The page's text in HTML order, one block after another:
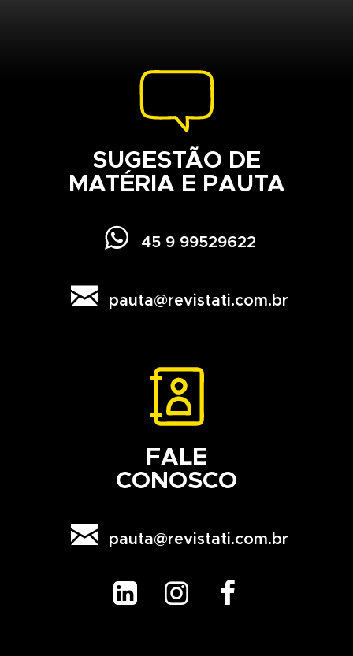
SUGESTÃO DE
MATÉRIA E PAUTA
 45 9 99529622
 pauta@revistati.com.br
FALE
CONOSCO
 pauta@revistati.com.br
  